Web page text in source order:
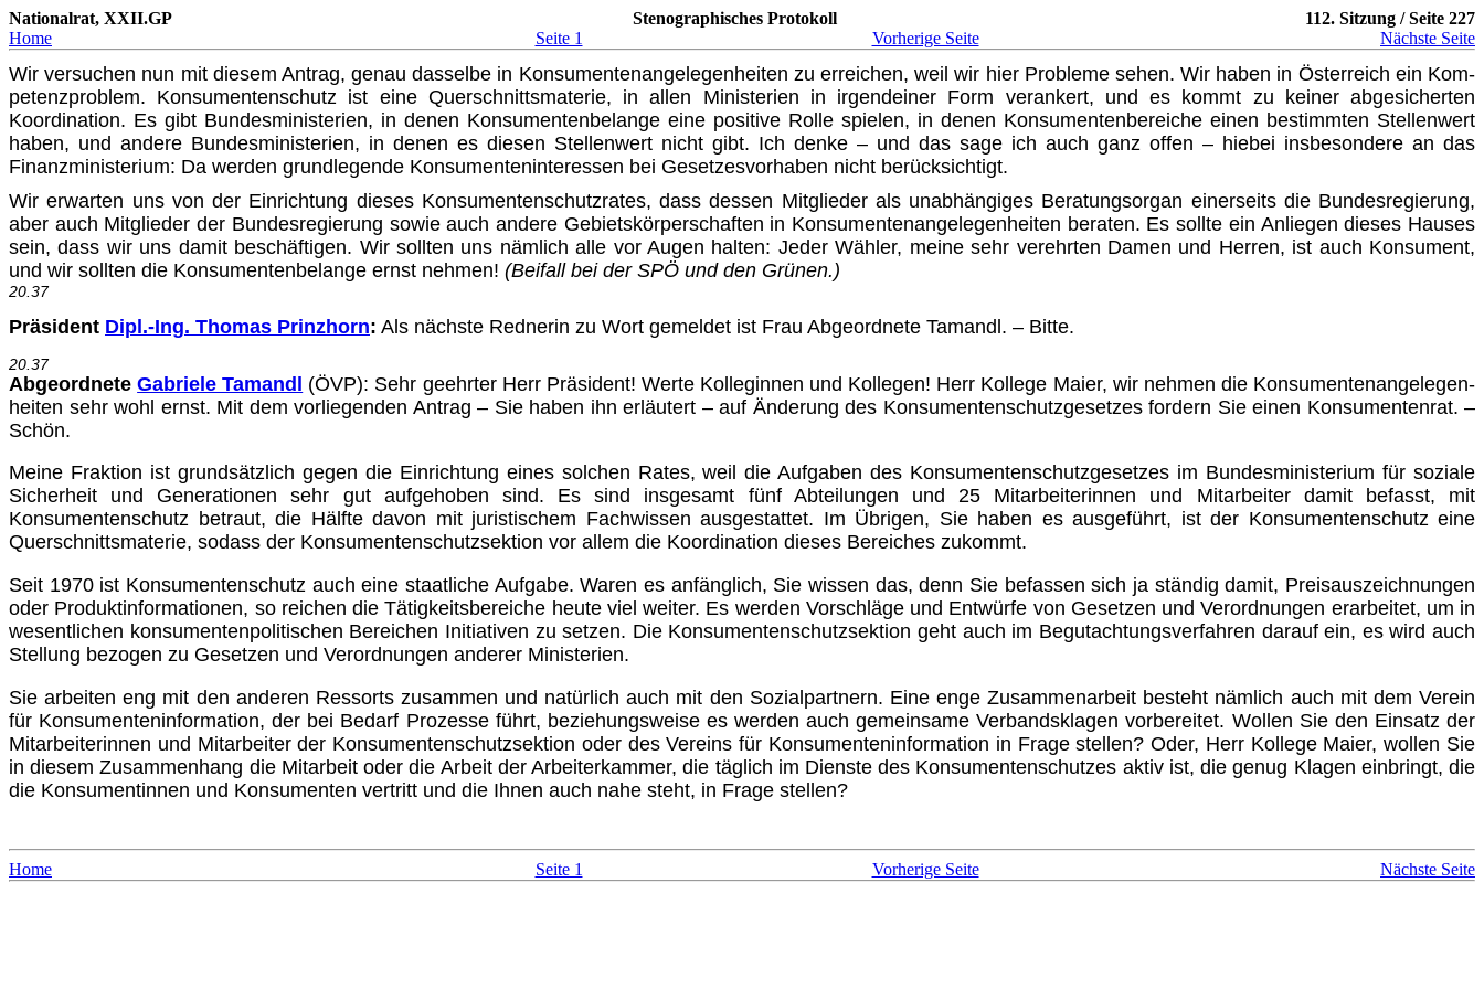
Nationalrat, XXII.GP Stenographisches Protokoll
112. Sitzung / Seite 227
Home
Seite 1 Vorherige Seite Nächste Seite
Wir versuchen nun mit diesem Antrag, genau dasselbe in Konsumenten­angelegen­heiten zu erreichen, weil wir hier Probleme sehen. Wir haben in Österreich ein Kom­
petenzproblem. Konsumentenschutz ist eine Querschnittsmaterie, in allen Ministerien in irgendeiner Form verankert, und es kommt zu keiner abgesicherten
Koordination. Es gibt Bundesministerien, in denen Konsumentenbelange eine positive Rolle spielen, in denen Konsumentenbereiche einen bestimmten Stellenwert
haben, und andere Bun­desministerien, in denen es diesen Stellenwert nicht gibt. Ich denke – und das sage ich auch ganz offen – hiebei insbesondere an das
Finanzministerium: Da werden grund­legende Konsumenteninteressen bei Gesetzesvorhaben nicht berücksichtigt.
Wir erwarten uns von der Einrichtung dieses Konsumentenschutzrates, dass dessen Mitglieder als unabhängiges Beratungsorgan einerseits die Bundesregierung,
aber auch Mitglieder der Bundesregierung sowie auch andere Gebietskörperschaften in Konsumentenangelegenheiten beraten. Es sollte ein Anliegen dieses Hauses
sein, dass wir uns damit beschäftigen. Wir sollten uns nämlich alle vor Augen halten: Jeder Wähler, meine sehr verehrten Damen und Herren, ist auch Konsument,
und wir sollten die Konsumentenbelange ernst nehmen! (Beifall bei der SPÖ und den Grünen.)
20.37
Präsident Dipl.-Ing. Thomas Prinzhorn: Als nächste Rednerin zu Wort gemeldet ist Frau Abgeordnete Tamandl. – Bitte.
20.37
AbgeordneteGabriele Tamandl (ÖVP): Sehr geehrter Herr Präsident! Werte Kolle­ginnen und Kollegen! Herr Kollege Maier, wir nehmen die Konsumenten­angelegen­
heiten sehr wohl ernst. Mit dem vorliegenden Antrag – Sie haben ihn erläutert – auf Änderung des Konsumentenschutzgesetzes fordern Sie einen Konsumentenrat. –
Schön.
Meine Fraktion ist grundsätzlich gegen die Einrichtung eines solchen Rates, weil die Aufgaben des Konsumentenschutzgesetzes im Bundesministerium für soziale
Sicher­heit und Generationen sehr gut aufgehoben sind. Es sind insgesamt fünf Abteilungen und 25 Mitarbeiterinnen und Mitarbeiter damit befasst, mit
Konsumentenschutz betraut, die Hälfte davon mit juristischem Fachwissen ausgestattet. Im Übrigen, Sie haben es ausgeführt, ist der Konsumentenschutz eine
Querschnittsmaterie, sodass der Konsu­mentenschutzsektion vor allem die Koordination dieses Bereiches zukommt.
Seit 1970 ist Konsumentenschutz auch eine staatliche Aufgabe. Waren es anfänglich, Sie wissen das, denn Sie befassen sich ja ständig damit, Preisauszeichnungen
oder Pro­duktinformationen, so reichen die Tätigkeitsbereiche heute viel weiter. Es werden Vorschläge und Entwürfe von Gesetzen und Verordnungen erarbeitet, um in
wesentlichen konsumentenpolitischen Bereichen Initiativen zu setzen. Die Konsu­menten­schutzsektion geht auch im Begutachtungsverfahren darauf ein, es wird auch
Stellung bezogen zu Gesetzen und Verordnungen anderer Ministerien.
Sie arbeiten eng mit den anderen Ressorts zusammen und natürlich auch mit den Sozialpartnern. Eine enge Zusammenarbeit besteht nämlich auch mit dem Verein
für Konsumenteninformation, der bei Bedarf Prozesse führt, beziehungsweise es werden auch gemeinsame Verbandsklagen vorbereitet. Wollen Sie den Einsatz der
Mitar­beiterinnen und Mitarbeiter der Konsumentenschutzsektion oder des Vereins für Kon­sumenteninformation in Frage stellen? Oder, Herr Kollege Maier, wollen Sie
in diesem Zusammenhang die Mitarbeit oder die Arbeit der Arbeiterkammer, die täglich im Dienste des Konsumentenschutzes aktiv ist, die genug Klagen einbringt, die
die Kon­sumentinnen und Konsumenten vertritt und die Ihnen auch nahe steht, in Frage stellen?
Home Seite 1 Vorherige Seite Nächste Seite